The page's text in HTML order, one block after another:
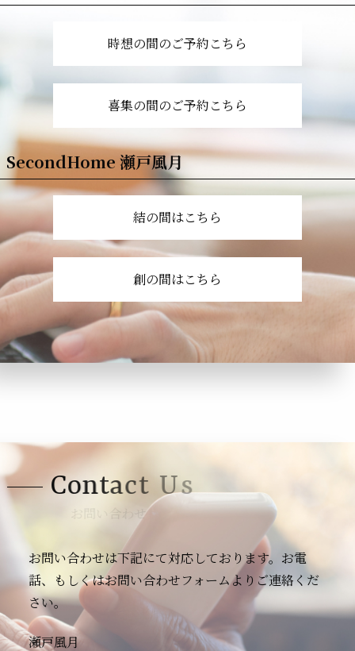
時想の間のご予約こちら
喜集の間のご予約こちら
SecondHome 瀬戸風月
結の間はこちら
創の間はこちら
Contact Us
お問い合わせ
お問い合わせは下記にて対応しております。お電
話、もしくはお問い合わせフォームよりご連絡くだ
さい。
瀬戸風月